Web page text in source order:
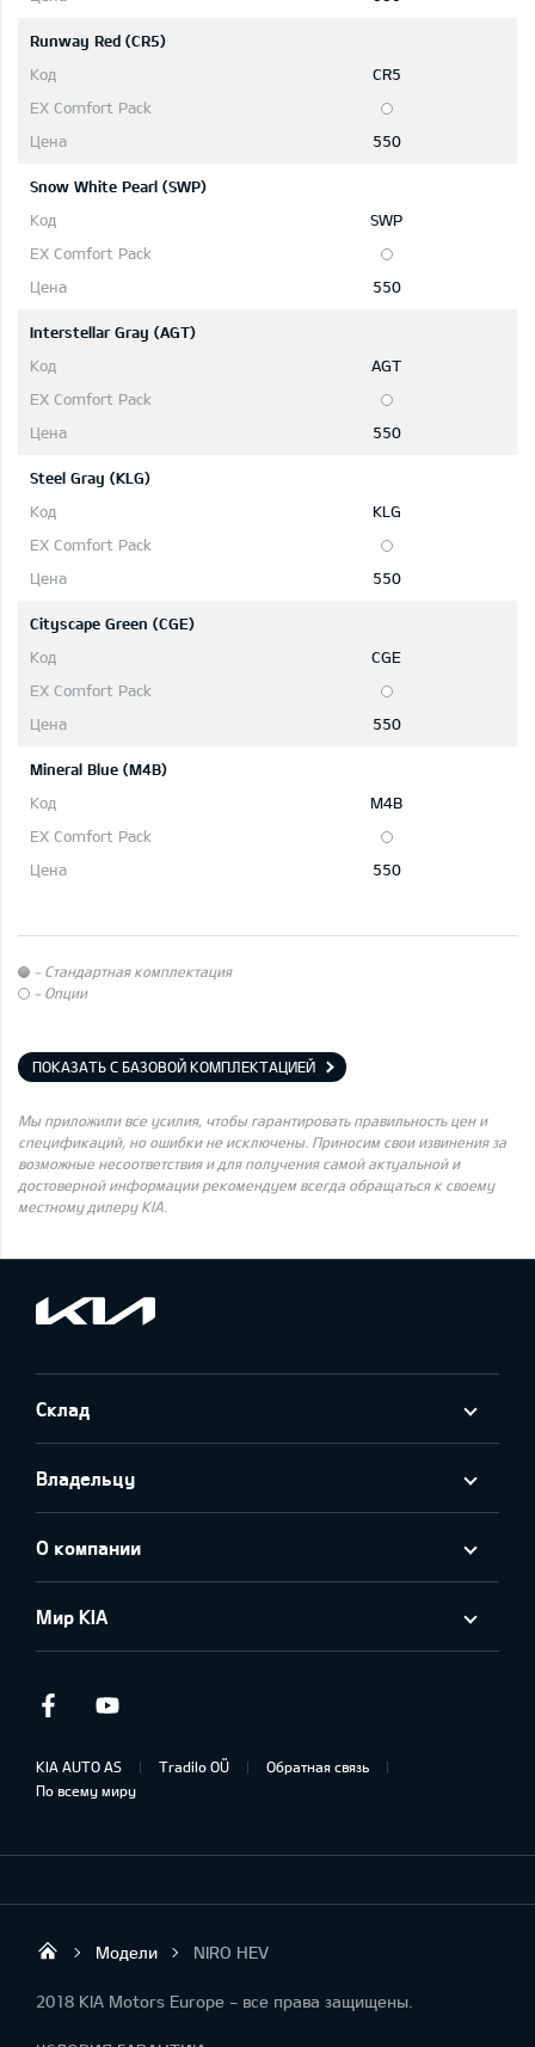
Runway Red (CR5)
CR5
550
Snow White Pearl (SWP)
SWP
550
Interstellar Gray (AGT)
AGT
550
Steel Gray (KLG)
KLG
550
Cityscape Green (CGE)
CGE
550
Mineral Blue (M4B)
M4B
550
- Стандартная комплектация
- Опции
ПОКАЗАТЬ С БАЗОВОЙ КОМПЛЕКТАЦИЕЙ
Мы приложили все усилия, чтобы гарантировать правильность цен и
спецификаций, но ошибки не исключены. Приносим свои извинения за
возможные несоответствия и для получения самой актуальной и
достоверной информации рекомендуем всегда обращаться к своему
местному дилеру KIA.
Склад
Владельцу
О компании
Мир KIA
Facebook
KIA AUTO AS Tradilo OÜ
Обратная связь
По всему миру
Tradilo OÜ
Модели NIRO HEV
2018 KIA Motors Europe - все права защищены.